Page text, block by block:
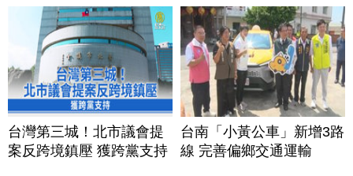
台灣第三城！北市議會提
案反跨境鎮壓 獲跨黨支持
台南「小黃公車」新增3路
線 完善偏鄉交通運輸